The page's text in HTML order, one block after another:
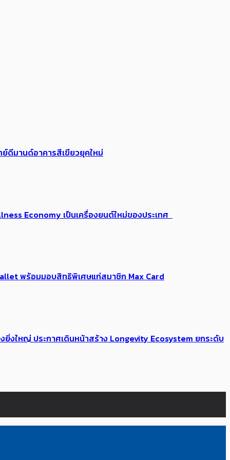
ย์ดีมานด์อาคารสีเขียวยุคใหม่
Economy เป็นเครื่องยนต์ใหม่ของประเทศ
พร้อมมอบสิทธิพิเศษแก่สมาชิก Max Card
งใหญ่ ประกาศเดินหน้าสร้าง Longevity Ecosystem ยกระดับ